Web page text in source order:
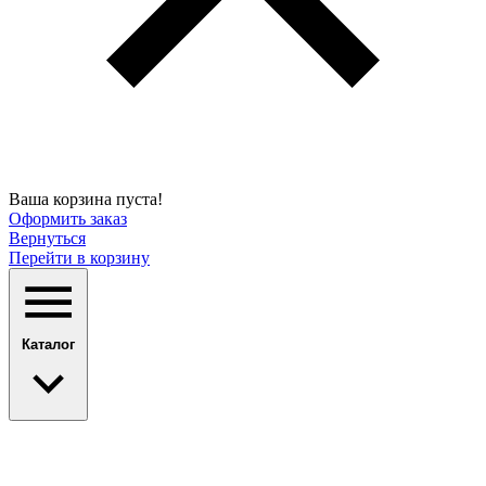
Ваша корзина пуста!
Оформить заказ
Вернуться
Перейти в корзину
Каталог